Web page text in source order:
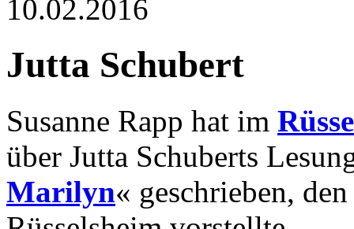
10.02.2016
Jutta Schubert
Susanne Rapp hat im
über Jutta Schuberts
Marilyn« geschrieben,